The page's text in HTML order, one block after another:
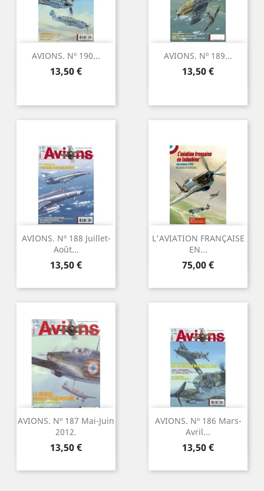
AVIONS. Nº 190...
Precio
13,50 €
AVIONS. Nº 189...
Precio
13,50 €
AVIONS. Nº 188 Juillet-
Août...
Precio
13,50 €
L'AVIATION FRANÇAISE
EN...
Precio
75,00 €
AVIONS. Nº 187 Mai-Juin
2012.
Precio
13,50 €
AVIONS. Nº 186 Mars-
Avril...
Precio
13,50 €